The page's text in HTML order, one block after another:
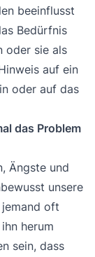
beeinflusst
Bedürfnis
oder sie als
auf ein
oder auf das
das Problem
Ängste und
unsere
jemand oft
herum
sein, dass